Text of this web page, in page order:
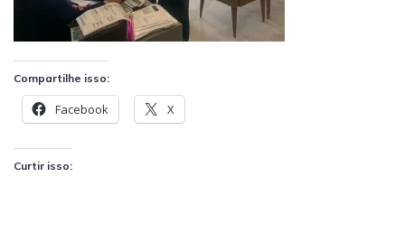
Compartilhe isso:
Facebook X
Curtir isso: